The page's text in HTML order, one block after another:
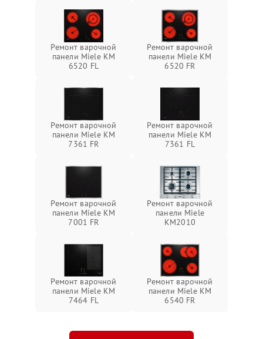
Ремонт варочной
панели Miele KM
6520 FL
Ремонт варочной
панели Miele KM
6520 FR
Ремонт варочной
панели Miele KM
7361 FR
Ремонт варочной
панели Miele KM
7361 FL
Ремонт варочной
панели Miele KM
7001 FR
Ремонт варочной
панели Miele
KM2010
Ремонт варочной
панели Miele KM
7464 FL
Ремонт варочной
панели Miele KM
6540 FR